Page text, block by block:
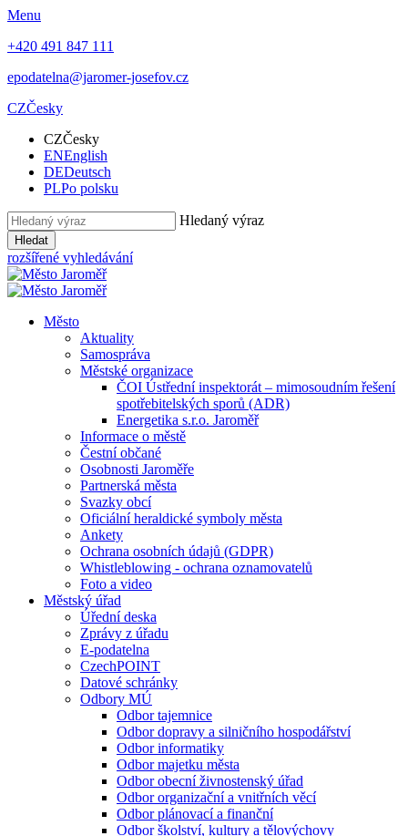
Menu
+420 491 847 111
epodatelna@jaromer-josefov.cz
CZČesky
CZČesky
ENEnglish
DEDeutsch
PLPo polsku
Hledaný výraz
Hledat
rozšířené vyhledávání
Město
Aktuality
Samospráva
Městské organizace
ČOI Ústřední inspektorát – mimosoudním řešení
spotřebitelských sporů (ADR)
Energetika s.r.o. Jaroměř
Informace o městě
Čestní občané
Osobnosti Jaroměře
Partnerská města
Svazky obcí
Oficiální heraldické symboly města
Ankety
Ochrana osobních údajů (GDPR)
Whistleblowing - ochrana oznamovatelů
Foto a video
Městský úřad
Úřední deska
Zprávy z úřadu
E-podatelna
CzechPOINT
Datové schránky
Odbory MÚ
Odbor tajemnice
Odbor dopravy a silničního hospodářství
Odbor informatiky
Odbor majetku města
Odbor obecní živnostenský úřad
Odbor organizační a vnitřních věcí
Odbor plánovací a finanční
Odbor školství, kultury a tělovýchovy